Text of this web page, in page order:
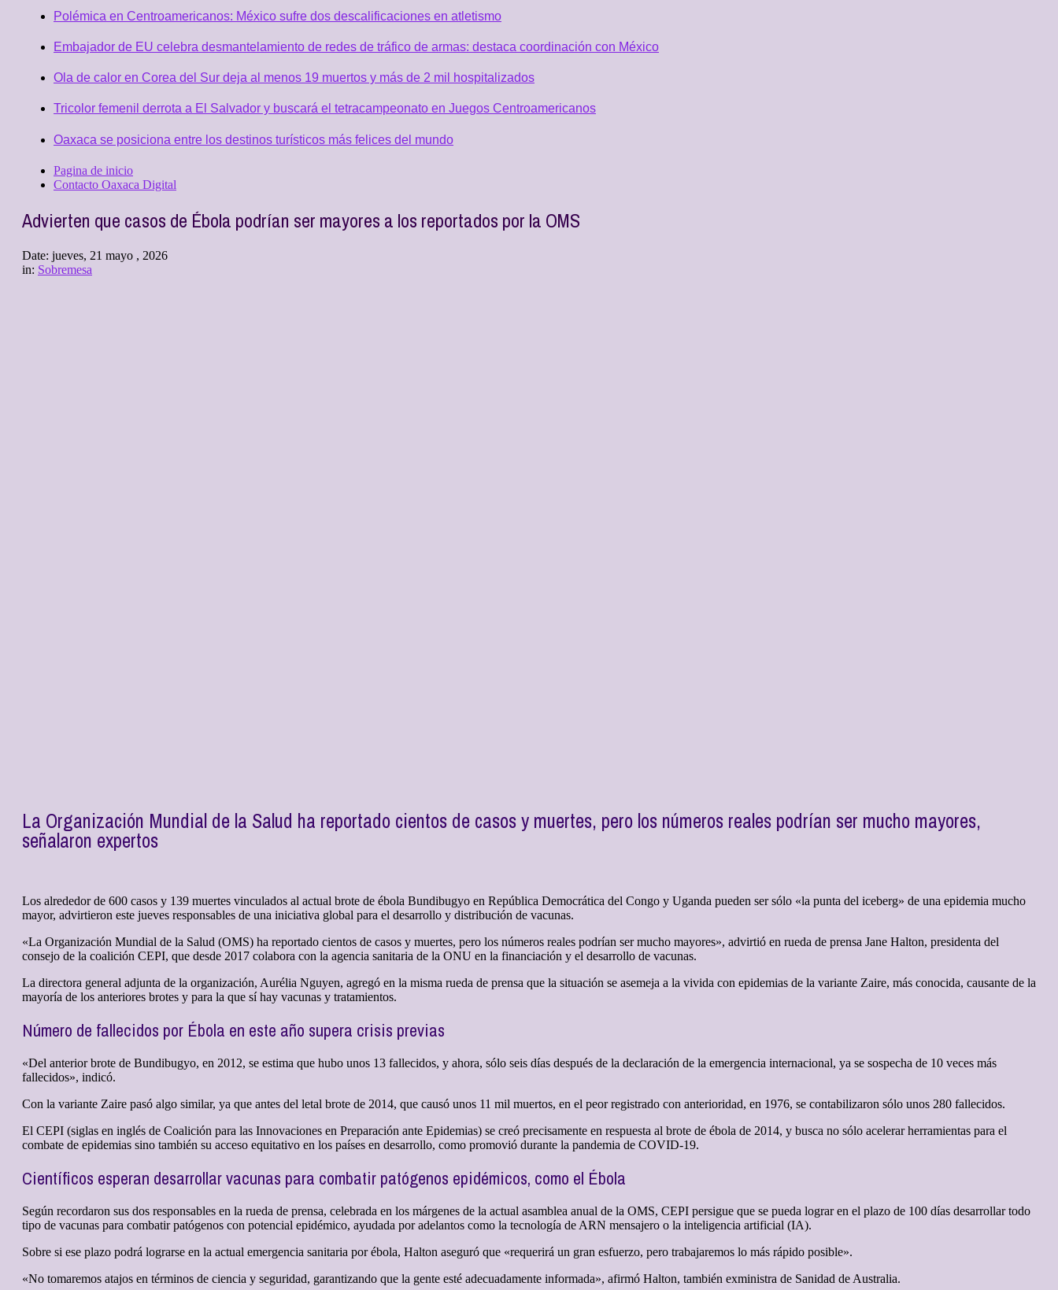
Polémica en Centroamericanos: México sufre dos descalificaciones en atletismo
Embajador de EU celebra desmantelamiento de redes de tráfico de armas: destaca coordinación con México
Ola de calor en Corea del Sur deja al menos 19 muertos y más de 2 mil hospitalizados
Tricolor femenil derrota a El Salvador y buscará el tetracampeonato en Juegos Centroamericanos
Oaxaca se posiciona entre los destinos turísticos más felices del mundo
Pagina de inicio
Contacto Oaxaca Digital
Advierten que casos de Ébola podrían ser mayores a los reportados por la OMS
Date: jueves, 21 mayo , 2026
in: Sobremesa
La Organización Mundial de la Salud ha reportado cientos de casos y muertes, pero los números reales podrían ser mucho mayores,
señalaron expertos
Los alrededor de 600 casos y 139 muertes vinculados al actual brote de ébola Bundibugyo en República Democrática del Congo y Uganda pueden ser sólo «la punta del iceberg» de una epidemia mucho
mayor, advirtieron este jueves responsables de una iniciativa global para el desarrollo y distribución de vacunas.
«La Organización Mundial de la Salud (OMS) ha reportado cientos de casos y muertes, pero los números reales podrían ser mucho mayores», advirtió en rueda de prensa Jane Halton, presidenta del
consejo de la coalición CEPI, que desde 2017 colabora con la agencia sanitaria de la ONU en la financiación y el desarrollo de vacunas.
La directora general adjunta de la organización, Aurélia Nguyen, agregó en la misma rueda de prensa que la situación se asemeja a la vivida con epidemias de la variante Zaire, más conocida, causante de la
mayoría de los anteriores brotes y para la que sí hay vacunas y tratamientos.
Número de fallecidos por Ébola en este año supera crisis previas
«Del anterior brote de Bundibugyo, en 2012, se estima que hubo unos 13 fallecidos, y ahora, sólo seis días después de la declaración de la emergencia internacional, ya se sospecha de 10 veces más
fallecidos», indicó.
Con la variante Zaire pasó algo similar, ya que antes del letal brote de 2014, que causó unos 11 mil muertos, en el peor registrado con anterioridad, en 1976, se contabilizaron sólo unos 280 fallecidos.
El CEPI (siglas en inglés de Coalición para las Innovaciones en Preparación ante Epidemias) se creó precisamente en respuesta al brote de ébola de 2014, y busca no sólo acelerar herramientas para el
combate de epidemias sino también su acceso equitativo en los países en desarrollo, como promovió durante la pandemia de COVID-19.
Científicos esperan desarrollar vacunas para combatir patógenos epidémicos, como el Ébola
Según recordaron sus dos responsables en la rueda de prensa, celebrada en los márgenes de la actual asamblea anual de la OMS, CEPI persigue que se pueda lograr en el plazo de 100 días desarrollar todo
tipo de vacunas para combatir patógenos con potencial epidémico, ayudada por adelantos como la tecnología de ARN mensajero o la inteligencia artificial (IA).
Sobre si ese plazo podrá lograrse en la actual emergencia sanitaria por ébola, Halton aseguró que «requerirá un gran esfuerzo, pero trabajaremos lo más rápido posible».
«No tomaremos atajos en términos de ciencia y seguridad, garantizando que la gente esté adecuadamente informada», afirmó Halton, también exministra de Sanidad de Australia.